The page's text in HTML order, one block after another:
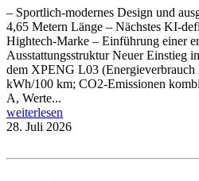
– Sportlich-modernes Design und
4,65 Metern Länge – Nächstes KI-
Hightech-Marke – Einführung einer
Ausstattungsstruktur Neuer Einstieg
dem XPENG L03
kWh/100 km; CO2-Emissionen
A, Werte...
weiterlesen
28. Juli 2026